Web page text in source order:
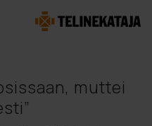
muttei